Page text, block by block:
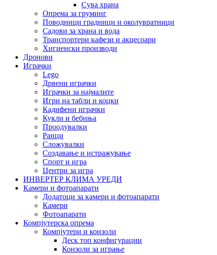
Сува храна
Опрема за груминг
Поводници градници и околувратници
Садови за храна и вода
Транспортери кафези и акцесоари
Хигиенски производи
Дронови
Играчки
Lego
Дрвени играчки
Играчки за најмалите
Игри на табли и коцки
Кадифени играчки
Кукли и бебиња
Проодувалки
Ранци
Сложувалки
Создавање и истражување
Спорт и игра
Центри за игра
ИНВЕРТЕР КЛИМА УРЕДИ
Камери и фотоапарати
Додатоци за камери и фотоапарати
Камери
Фотоапарати
Компјутерска опрема
Компјутери и конзоли
Деск топ конфигурации
Конзоли за играње